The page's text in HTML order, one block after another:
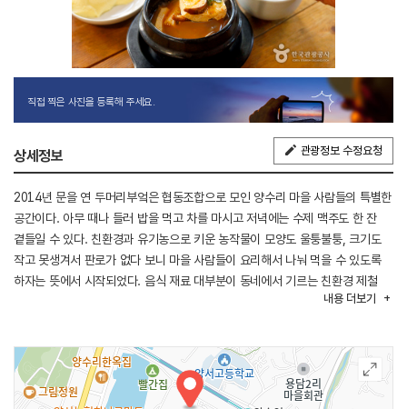
직접 찍은 사진을 등록해 주세요.
상세정보 관광정보 수정요청
2014년 문을 연 두머리부엌은 협동조합으로 모인 양수리 마을 사람들의 특별한
공간이다. 아무 때나 들러 밥을 먹고 차를 마시고 저녁에는 수제 맥주도 한 잔
곁들일 수 있다. 친환경과 유기농으로 키운 농작물이 모양도 울퉁불퉁, 크기도
작고 못생겨서 판로가 없다 보니 마을 사람들이 요리해서 나눠 먹을 수 있도록
하자는 뜻에서 시작되었다. 음식 재료 대부분이 동네에서 기르는 친환경 제철
내용 더보기